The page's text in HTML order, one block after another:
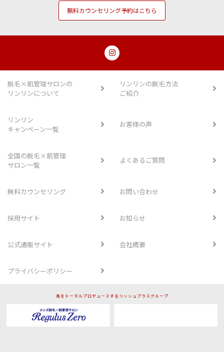
無料カウンセリング予約はこちら
脱毛×肌管理サロンの
リンリンについて
リンリンの脱毛方法
ご紹介
リンリン
キャンペーン一覧
お客様の声
全国の脱毛×肌管理
サロン一覧
よくあるご質問
無料カウンセリング お問い合わせ
採用サイト お知らせ
公式通販サイト 会社概要
プライバシーポリシー
美をトータルプロデュースするリッシュプラスグループ